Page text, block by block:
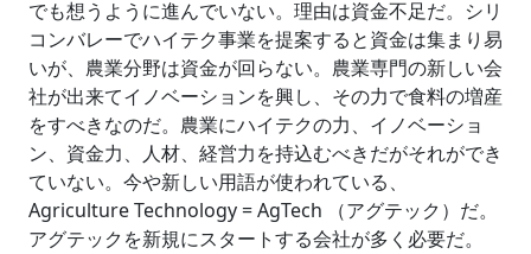
でも想うように進んでいない。理由は資金不足だ。シリ
コンバレーでハイテク事業を提案すると資金は集まり易
いが、農業分野は資金が回らない。農業専門の新しい会
社が出来てイノベーションを興し、その力で食料の増産
をすべきなのだ。農業にハイテクの力、イノベーショ
ン、資金力、人材、経営力を持込むべきだがそれができ
ていない。今や新しい用語が使われている、
Agriculture Technology = AgTech （アグテック）だ。
アグテックを新規にスタートする会社が多く必要だ。